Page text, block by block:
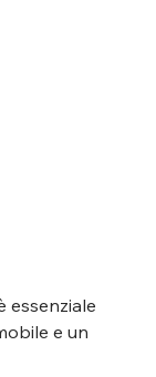
essenziale
e un